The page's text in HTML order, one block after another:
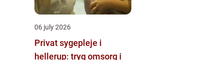
06 july 2026
Privat sygepleje i
hellerup: tryg omsorg i